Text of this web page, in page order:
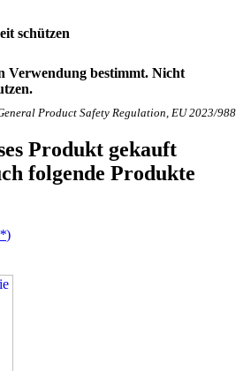
schützen
Verwendung bestimmt. Nicht
Product Safety Regulation, EU 2023/988
Produkt gekauft
folgende Produkte
)